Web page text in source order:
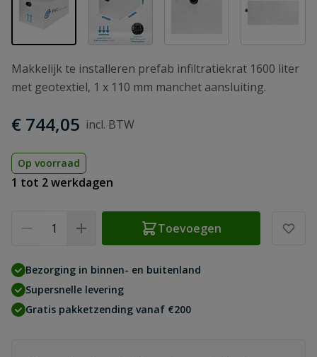
Makkelijk te installeren prefab infiltratiekrat 1600 liter
met geotextiel, 1 x 110 mm manchet aansluiting.
€ 744,05
Op voorraad
1 tot 2 werkdagen
Toevoegen
Bezorging in binnen- en buitenland
Supersnelle levering
Gratis pakketzending vanaf €200